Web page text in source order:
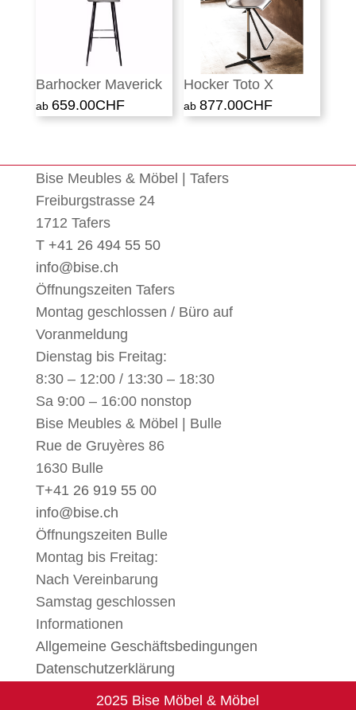
Barhocker Maverick
659.00CHF
Hocker Toto X
877.00CHF
Bise Meubles & Möbel | Tafers
Freiburgstrasse 24
1712 Tafers
T +41 26 494 55 50
info@bise.ch
Öffnungszeiten Tafers
Montag geschlossen / Büro auf
Voranmeldung
Dienstag bis Freitag:
8:30 – 12:00 / 13:30 – 18:30
Sa 9:00 – 16:00 nonstop
Bise Meubles & Möbel | Bulle
Rue de Gruyères 86
1630 Bulle
T+41 26 919 55 00
info@bise.ch
Öffnungszeiten Bulle
Montag bis Freitag:
Nach Vereinbarung
Samstag geschlossen
Informationen
Allgemeine Geschäftsbedingungen
Datenschutzerklärung
2025 Bise Möbel & Möbel